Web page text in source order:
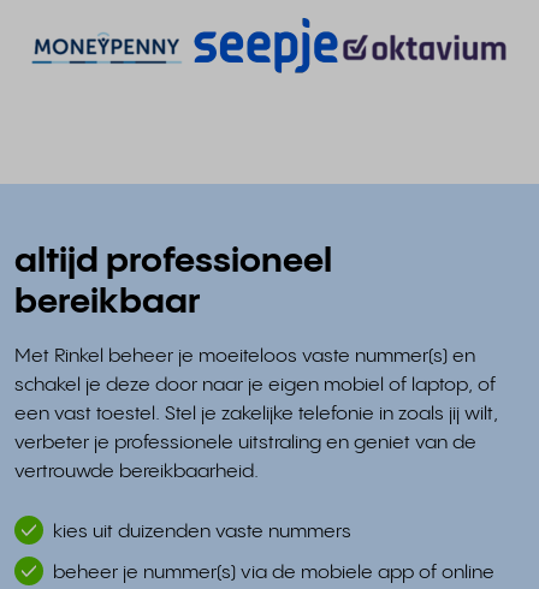
altijd professioneel
bereikbaar
Met Rinkel beheer je moeiteloos vaste nummer(s) en
schakel je deze door naar je eigen mobiel of laptop, of
een vast toestel. Stel je zakelijke telefonie in zoals jij wilt,
verbeter je professionele uitstraling en geniet van de
vertrouwde bereikbaarheid.
kies uit duizenden vaste nummers
beheer je nummer(s) via de mobiele app of online